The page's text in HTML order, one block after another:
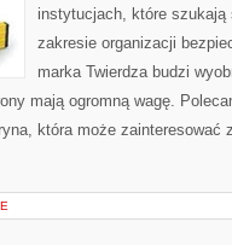
instytucjach, które szukają
zakresie organizacji
marka Twierdza budzi
mają ogromną wagę.
która może zainteresować